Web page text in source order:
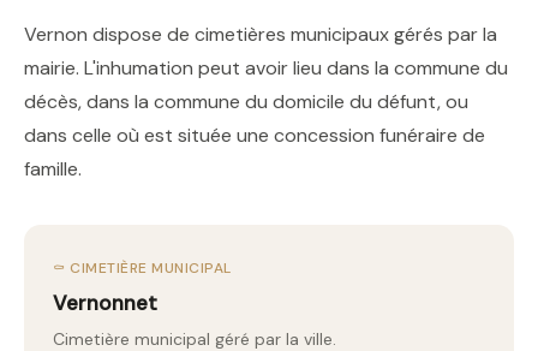
Vernon dispose de cimetières municipaux gérés par la
mairie. L'inhumation peut avoir lieu dans la commune du
décès, dans la commune du domicile du défunt, ou
dans celle où est située une concession funéraire de
famille.
⚰️ CIMETIÈRE MUNICIPAL
Vernonnet
Cimetière municipal géré par la ville.